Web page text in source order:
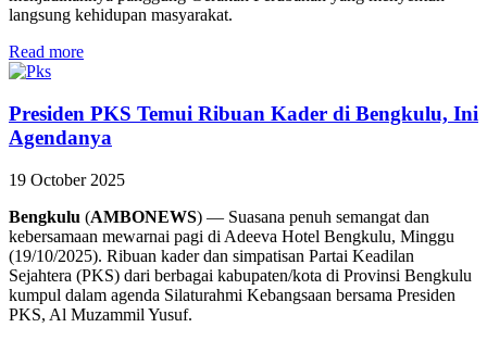
langsung kehidupan masyarakat.
Read more
Presiden PKS Temui Ribuan Kader di Bengkulu, Ini
Agendanya
19 October 2025
Bengkulu (AMBONEWS) — Suasana penuh semangat dan
kebersamaan mewarnai pagi di Adeeva Hotel Bengkulu, Minggu
(19/10/2025). Ribuan kader dan simpatisan Partai Keadilan
Sejahtera (PKS) dari berbagai kabupaten/kota di Provinsi Bengkulu
kumpul dalam agenda Silaturahmi Kebangsaan bersama Presiden
PKS, Al Muzammil Yusuf.